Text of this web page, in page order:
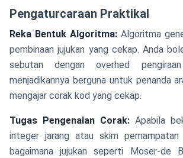
Pengaturcaraan Praktikal
Reka Bentuk Algoritma: Algoritma
pembinaan jujukan yang cekap. Anda
sebutan dengan overhed
menjadikannya berguna untuk penanda
mengajar corak kod yang cekap.
Tugas Pengenalan Corak: Apabila
integer jarang atau skim pemampatan
bagaimana jujukan seperti Moser-de